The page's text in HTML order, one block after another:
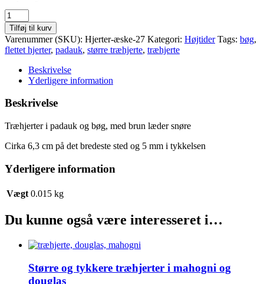
Større
træhjerte
i
padauk
og
antal
Tilføj til kurv
Varenummer (SKU): Hjerter-æske-27 Kategori: Højtider Tags: bøg,
flettet hjerter, padauk, større træhjerte, træhjerte
Beskrivelse
Yderligere information
Beskrivelse
Træhjerter i padauk og bøg, med brun læder snøre
Cirka 6,3 cm på det bredeste sted og 5 mm i tykkelsen
Yderligere information
Vægt 0.015 kg
Du kunne også være interesseret i…
Større og tykkere træhjerter i mahogni og
douglas